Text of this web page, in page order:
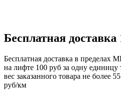
Бесплатная доставка
Бесплатная доставка в
на лифте 100 руб за одну
вес заказанного товара не более
руб/км